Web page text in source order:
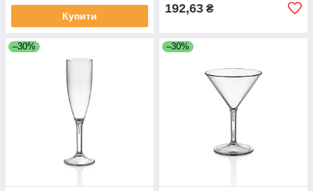
Купити
192,63 ₴
–30% –30%